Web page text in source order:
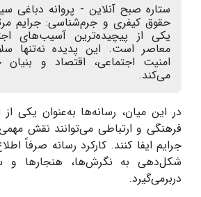
ستاره صبح آنلاین - پروانه دباغی
حقوق کیفری و جرم‌شناسی: جرایم
یکی از پیچیده‌ترین آسیب‌های
معاصر است. این پدیده‌ نه‌تنها
امنیت اجتماعی، اقتصاد و بنیان
می‌کند.
در این میان، رسانه‌ها به‌عنوان یکی از
فرهنگی و ارتباطی می‌توانند نقش
جرایم ایفا کنند. کارکرد رسانه صرفاً
شکل‌دهی به نگرش‌ها، هنجارها و
دربرمی‌گیرد.